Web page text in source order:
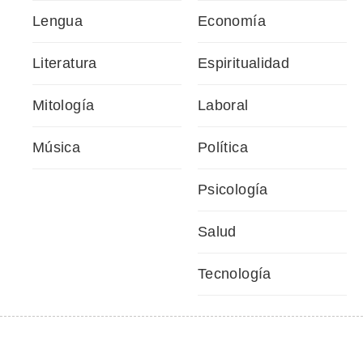
Lengua
Literatura
Mitología
Música
Economía
Espiritualidad
Laboral
Política
Psicología
Salud
Tecnología